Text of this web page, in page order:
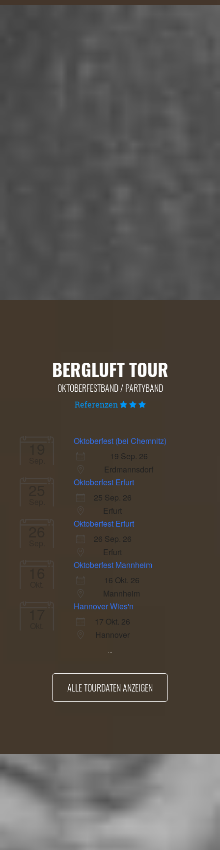
BERGLUFT TOUR
OKTOBERFESTBAND / PARTYBAND
Referenzen
19
Oktoberfest (bei Chemnitz)
19 Sep. 26
Erdmannsdorf
25
Oktoberfest Erfurt
25 Sep. 26
Erfurt
26
Oktoberfest Erfurt
26 Sep. 26
Erfurt
16
Oktoberfest Mannheim
16 Okt. 26
Mannheim
17
Hannover Wies'n
17 Okt. 26
Hannover
...
ALLE TOURDATEN ANZEIGEN